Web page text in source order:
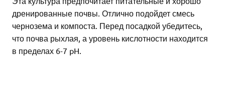
дренированные почвы. Отлично подойдет смесь
чернозема и компоста. Перед посадкой убедитесь,
что почва рыхлая, а уровень кислотности находится
в пределах 6-7 pH.